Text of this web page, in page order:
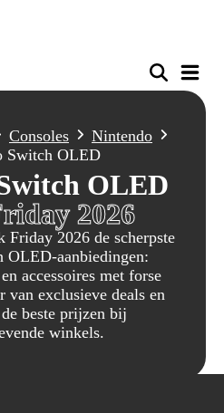
Consoles
Nintendo
Switch OLED
OLED
2026
Friday 2026 de scherpste
OLED-aanbiedingen:
accessoires met forse
van exclusieve deals en
beste prijzen bij
winkels.